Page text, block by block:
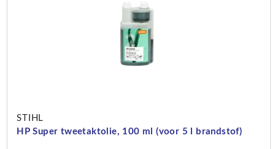
STIHL
HP Super tweetaktolie, 100 ml (voor 5 l brandstof)